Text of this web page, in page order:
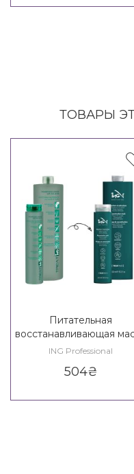
ТОВАРЫ
Питательная
восстанавливающая
ING Treating
ING Professional
504₴